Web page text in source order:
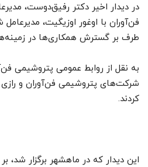
در دیدار اخیر دکتر رفیق‌دوست،
فن‌آوران با اوغور اوزیگیت،
طرف بر گسترش همکاری‌ها در
به نقل از روابط عمومی پتروشیمی
شرکت‌های پتروشیمی فن‌آوران و رازی
کردند.